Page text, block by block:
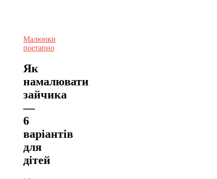
Малюнки
поетапно
Як
намалювати
зайчика
—
6
варіантів
для
дітей